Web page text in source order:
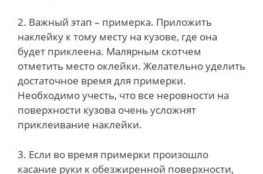
2. Важный этап – примерка. Приложить
наклейку к тому месту на кузове, где она
будет приклеена. Малярным скотчем
отметить место оклейки. Желательно уделить
достаточное время для примерки.
Необходимо учесть, что все неровности на
поверхности кузова очень усложнят
приклеивание наклейки.
3. Если во время примерки произошло
касание руки к обезжиренной поверхности,